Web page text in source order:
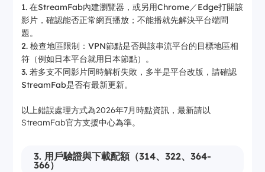
在StreamFab內建瀏覽器，或另用Chrome／Edge打開該
影片，確認能否正常網頁播放；不能播就先解決平台端問
題。
檢查地區限制：VPN節點是否與該串流平台的目標地區相
符（例如日本平台就用日本節點）。
若多支不同影片同時解析失敗，多半是平台改版，請確認
StreamFab是否有最新更新。
以上錯誤處理方式為2026年7月時點資訊，最新請以
StreamFab官方支援中心為準。
3. 用戶驗證與下載配額（314、322、364-
366）